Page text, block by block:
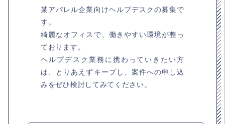
某アパレル企業向けヘルプデスクの募集で
す。
綺麗なオフィスで、働きやすい環境が整っ
ております。
ヘルプデスク業務に携わっていきたい方
は、とりあえずキープし、案件への申し込
みをぜひ検討してみてください。